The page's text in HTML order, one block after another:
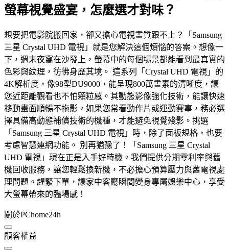
螢幕視覺盛宴，怎麼選才對味？
想要把電影院搬回家，卻又擔心電視畫質跟不上？「Samsung
三星 Crystal UHD 電視」就是您解決這個煩惱的答案。想像一
下，週末夜窩在沙發上，螢幕中的每個場景都能看到最真實的
色彩與紋理，彷彿身歷其境。 這系列「Crystal UHD 電視」的
4K解析度，像98型DU9000，能呈現800萬畫素的清晰度，讓
您近距離觀看也不怕顆粒感。其動態影像強化技術，能讓快速
移動畫面順暢不拖影。如果您常看動作片或運動賽事，務必選
擇具備高動態補償技術的機種，才能避免視覺殘影。挑選
「Samsung 三星 Crystal UHD 電視」時，除了面板規格，也要
考慮智慧連網功能。 別再猶豫了！「Samsung 三星 Crystal
UHD 電視」現在正是入手好時機。我們提供分期零利率與舊
機回收服務，讓您輕鬆換新機，不必擔心預算壓力與舊電視處
理問題。趕緊下單，讓家中客廳瞬間變身專屬娛樂中心，享受
大螢幕帶來的臨場感！
關於PChome24h
顧客權益